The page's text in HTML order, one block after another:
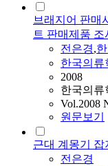
브래지어 판매
트 판매제품
전은경,
한국의류
2008
한국의류
Vol.2008
원문보기
근대 계몽기 잡
전은경